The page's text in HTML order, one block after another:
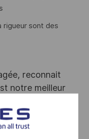
rigueur sont des
reconnait
notre meilleur
!